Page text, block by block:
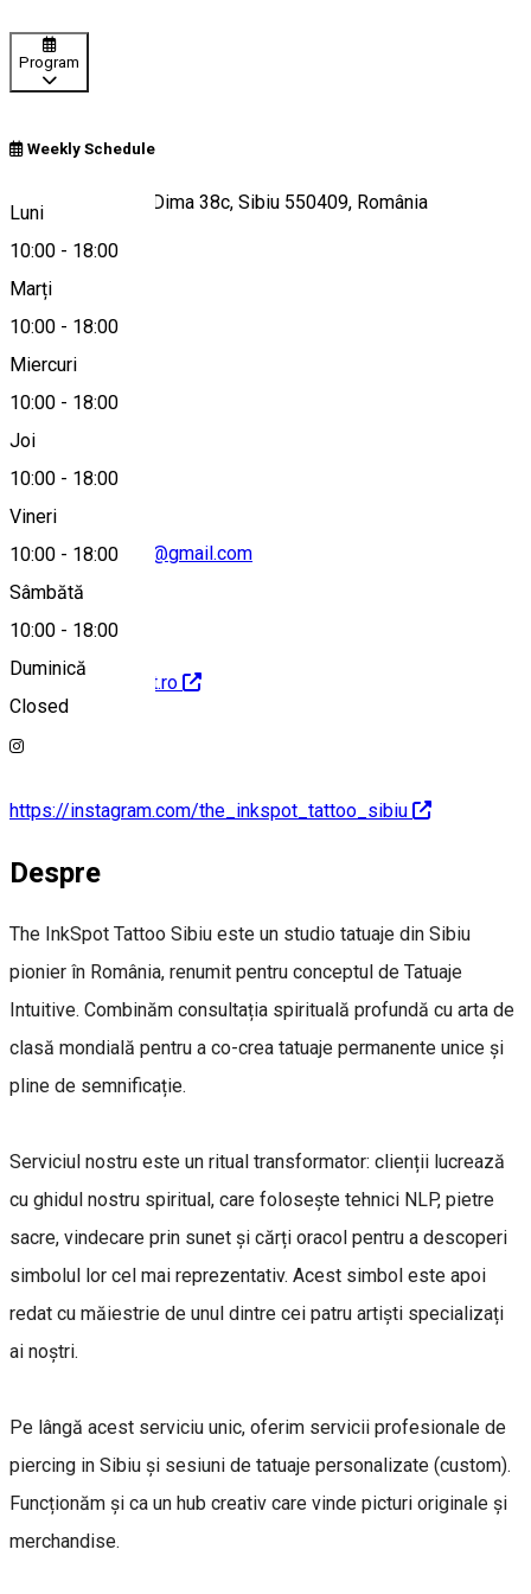
Program
Weekly Schedule
Luni
10:00 - 18:00
Marți
10:00 - 18:00
Miercuri
10:00 - 18:00
Joi
10:00 - 18:00
Vineri
10:00 - 18:00
Sâmbătă
10:00 - 18:00
Duminică
Closed
Strada Gheorghe Dima 38c, Sibiu 550409, România
Hartă
inkspottattoos25@gmail.com
https://theinkspot.ro
https://instagram.com/the_inkspot_tattoo_sibiu
Despre
The InkSpot Tattoo Sibiu este un studio tatuaje din Sibiu
pionier în România, renumit pentru conceptul de Tatuaje
Intuitive. Combinăm consultația spirituală profundă cu arta de
clasă mondială pentru a co-crea tatuaje permanente unice și
pline de semnificație.
​Serviciul nostru este un ritual transformator: clienții lucrează
cu ghidul nostru spiritual, care folosește tehnici NLP, pietre
sacre, vindecare prin sunet și cărți oracol pentru a descoperi
simbolul lor cel mai reprezentativ. Acest simbol este apoi
redat cu măiestrie de unul dintre cei patru artiști specializați
ai noștri.
​Pe lângă acest serviciu unic, oferim servicii profesionale de
piercing in Sibiu și sesiuni de tatuaje personalizate (custom).
Funcționăm și ca un hub creativ care vinde picturi originale și
merchandise.